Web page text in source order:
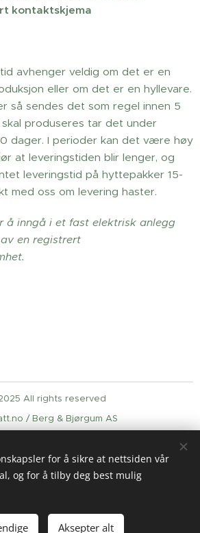
kontaktskjema
avhenger veldig om det er en
eller om det er en hyllevare.
så sendes det som regel innen 5
produseres tar det under
dager. I perioder kan det være høy
at leveringstiden blir lenger, og
leveringstid på hyttepakker 15-
med oss om levering haster.
å inngå i et fast elektrisk anlegg
en registrert
til i handlekurven
All rights reserved
/ Berg & Bjørgum AS
Språk
English
Norsk
for å sikre at nettsiden vår
og for å tilby deg best mulig
Aksepter alt